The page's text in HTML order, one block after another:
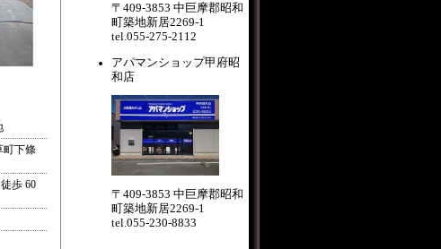
〒409-3853 中巨摩郡昭和
町築地新居2269-1
tel.055-275-2112
アパマンショップ甲府昭
和店
〒409-3853 中巨摩郡昭和
町築地新居2269-1
tel.055-230-8833
町下條
歩 60